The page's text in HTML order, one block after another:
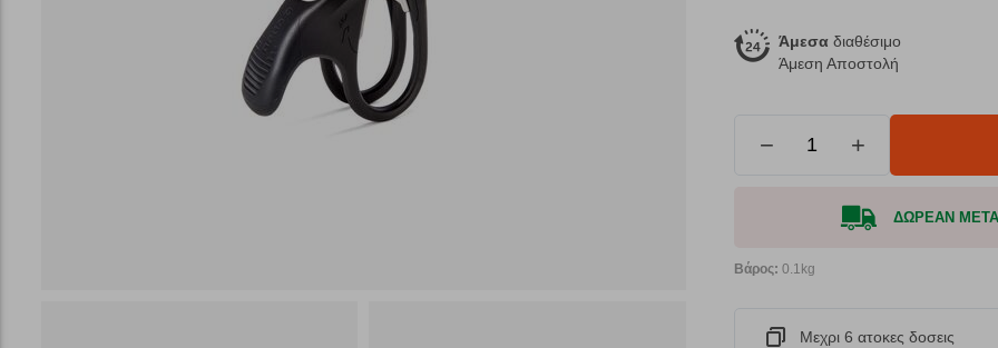
Άμεσα διαθέσιμο
Άμεση Αποστολή
− +
ΔΩΡΕΑΝ
Βάρος: 0.1kg
Μεχρι 6 ατοκες δοσεις